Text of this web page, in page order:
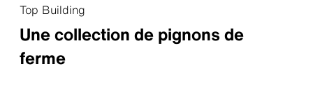
Top Building
Une collection de pignons de
ferme